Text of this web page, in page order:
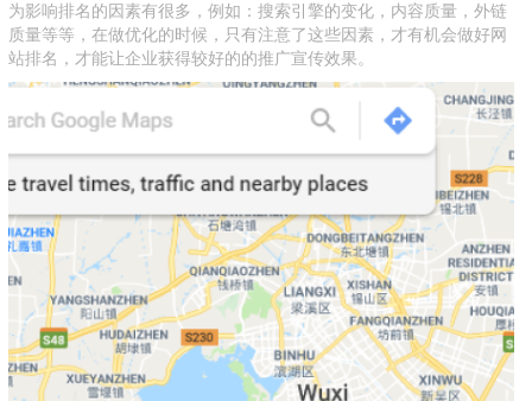
为影响排名的因素有很多，例如：搜索引擎的变化，内容质量，外链
质量等等，在做优化的时候，只有注意了这些因素，才有机会做好网
站排名，才能让企业获得较好的的推广宣传效果。